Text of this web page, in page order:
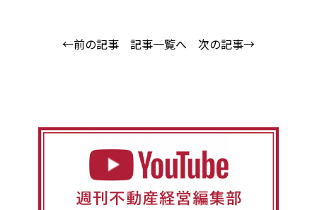
←前の記事 記事一覧へ 次の記事→